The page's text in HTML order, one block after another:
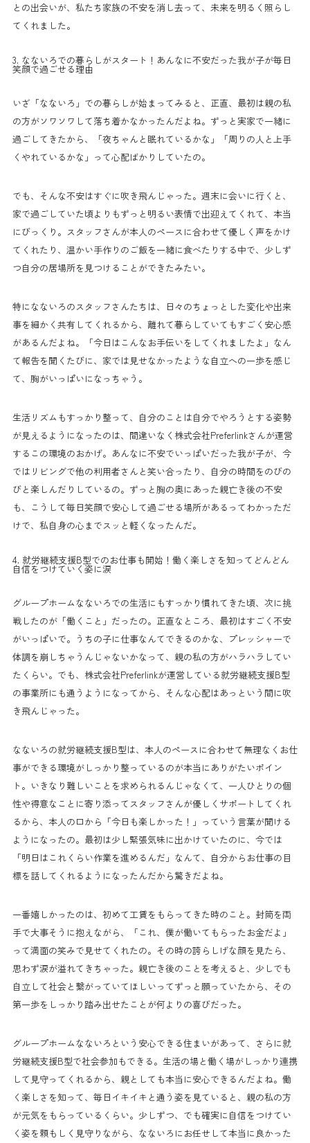
との出会いが、私たち家族の不安を消し去って、未来を明るく照らし
てくれました。
3. なないろでの暮らしがスタート！あんなに不安だった我が子が毎日
笑顔で過ごせる理由
いざ「なないろ」での暮らしが始まってみると、正直、最初は親の私
の方がソワソワして落ち着かなかったんだよね。ずっと実家で一緒に
過ごしてきたから、「夜ちゃんと眠れているかな」「周りの人と上手
くやれているかな」って心配ばかりしていたの。
でも、そんな不安はすぐに吹き飛んじゃった。週末に会いに行くと、
家で過ごしていた頃よりもずっと明るい表情で出迎えてくれて、本当
にびっくり。スタッフさんが本人のペースに合わせて優しく声をかけ
てくれたり、温かい手作りのご飯を一緒に食べたりする中で、少しず
つ自分の居場所を見つけることができたみたい。
特になないろのスタッフさんたちは、日々のちょっとした変化や出来
事を細かく共有してくれるから、離れて暮らしていてもすごく安心感
があるんだよね。「今日はこんなお手伝いをしてくれましたよ」なん
て報告を聞くたびに、家では見せなかったような自立への一歩を感じ
て、胸がいっぱいになっちゃう。
生活リズムもすっかり整って、自分のことは自分でやろうとする姿勢
が見えるようになったのは、間違いなく株式会社Preferlinkさんが運営
するこの環境のおかげ。あんなに不安でいっぱいだった我が子が、今
ではリビングで他の利用者さんと笑い合ったり、自分の時間をのびの
びと楽しんだりしているの。ずっと胸の奥にあった親亡き後の不安
も、こうして毎日笑顔で安心して過ごせる場所があるってわかっただ
けで、私自身の心までスッと軽くなったんだ。
4. 就労継続支援B型でのお仕事も開始！働く楽しさを知ってどんどん
自信をつけていく姿に涙
グループホームなないろでの生活にもすっかり慣れてきた頃、次に挑
戦したのが「働くこと」だったの。正直なところ、最初はすごく不安
がいっぱいで。うちの子に仕事なんてできるのかな、プレッシャーで
体調を崩しちゃうんじゃないかなって、親の私の方がハラハラしてい
たくらい。でも、株式会社Preferlinkが運営している就労継続支援B型
の事業所にも通うようになってから、そんな心配はあっという間に吹
き飛んじゃった。
なないろの就労継続支援B型は、本人のペースに合わせて無理なくお仕
事ができる環境がしっかり整っているのが本当にありがたいポイン
ト。いきなり難しいことを求められるんじゃなくて、一人ひとりの個
性や得意なことに寄り添ってスタッフさんが優しくサポートしてくれ
るから、本人の口から「今日も楽しかった！」っていう言葉が聞ける
ようになったの。最初は少し緊張気味に出かけていたのに、今では
「明日はこれくらい作業を進めるんだ」なんて、自分からお仕事の目
標を話してくれるようになったんだから驚きだよね。
一番嬉しかったのは、初めて工賃をもらってきた時のこと。封筒を両
手で大事そうに抱えながら、「これ、僕が働いてもらったお金だよ」
って満面の笑みで見せてくれたの。その時の誇らしげな顔を見たら、
思わず涙が溢れてきちゃった。親亡き後のことを考えると、少しでも
自立して社会と繋がっていてほしいってずっと願っていたから、その
第一歩をしっかり踏み出せたことが何よりの喜びだった。
グループホームなないろという安心できる住まいがあって、さらに就
労継続支援B型で社会参加もできる。生活の場と働く場がしっかり連携
して見守ってくれるから、親としても本当に安心できるんだよね。働
く楽しさを知って、毎日イキイキと通う姿を見ていると、親の私の方
が元気をもらっているくらい。少しずつ、でも確実に自信をつけてい
く姿を頼もしく見守りながら、なないろにお任せして本当に良かった